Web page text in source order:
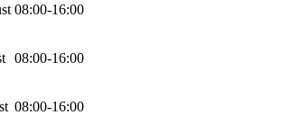
08:00-16:00
08:00-16:00
08:00-16:00